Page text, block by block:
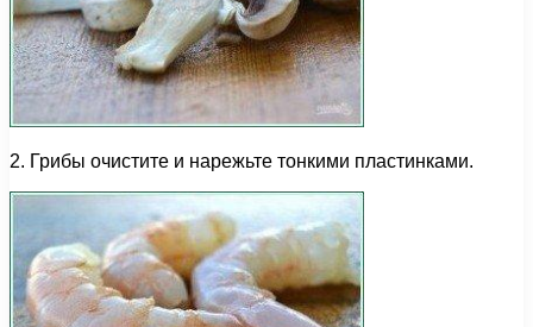
2. Грибы очистите и нарежьте тонкими пластинками.